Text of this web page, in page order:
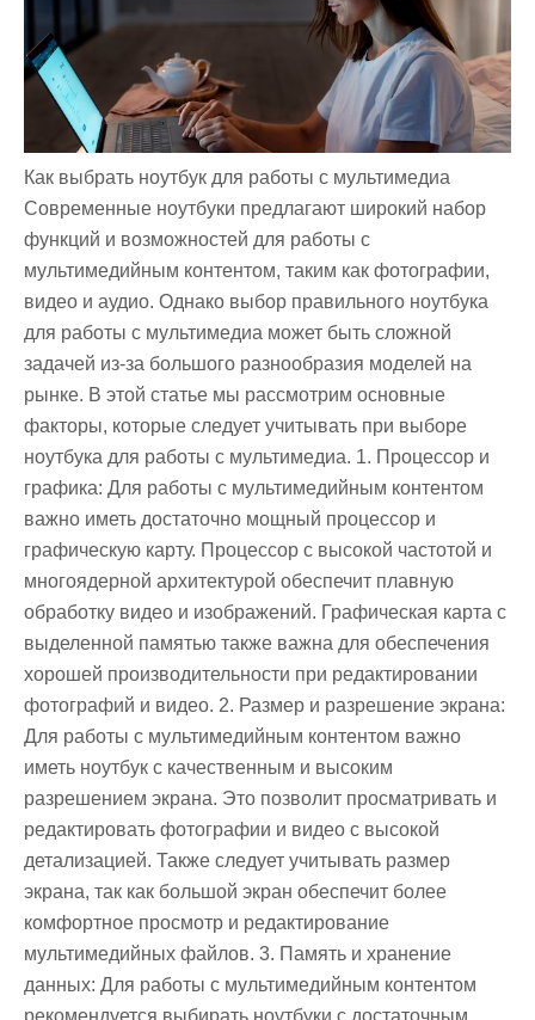
Как выбрать ноутбук для работы с мультимедиа
Современные ноутбуки предлагают широкий набор
функций и возможностей для работы с
мультимедийным контентом, таким как фотографии,
видео и аудио. Однако выбор правильного ноутбука
для работы с мультимедиа может быть сложной
задачей из-за большого разнообразия моделей на
рынке. В этой статье мы рассмотрим основные
факторы, которые следует учитывать при выборе
ноутбука для работы с мультимедиа. 1. Процессор и
графика: Для работы с мультимедийным контентом
важно иметь достаточно мощный процессор и
графическую карту. Процессор с высокой частотой и
многоядерной архитектурой обеспечит плавную
обработку видео и изображений. Графическая карта с
выделенной памятью также важна для обеспечения
хорошей производительности при редактировании
фотографий и видео. 2. Размер и разрешение экрана:
Для работы с мультимедийным контентом важно
иметь ноутбук с качественным и высоким
разрешением экрана. Это позволит просматривать и
редактировать фотографии и видео с высокой
детализацией. Также следует учитывать размер
экрана, так как большой экран обеспечит более
комфортное просмотр и редактирование
мультимедийных файлов. 3. Память и хранение
данных: Для работы с мультимедийным контентом
рекомендуется выбирать ноутбуки с достаточным